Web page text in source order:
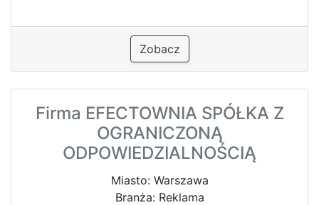
Zobacz
Firma EFECTOWNIA SPÓŁKA Z
OGRANICZONĄ
ODPOWIEDZIALNOŚCIĄ
Miasto: Warszawa
Branża: Reklama